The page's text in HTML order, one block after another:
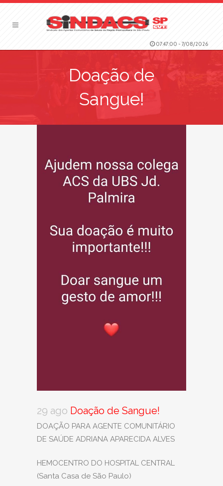
07:47:00 - 7/08/2026
Doação de
Sangue!
29 ago Doação de Sangue!
DOAÇÃO PARA AGENTE COMUNITÁRIO
DE SAÚDE ADRIANA APARECIDA ALVES
HEMOCENTRO DO HOSPITAL CENTRAL
(Santa Casa de São Paulo)